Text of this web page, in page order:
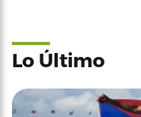
Lo Último